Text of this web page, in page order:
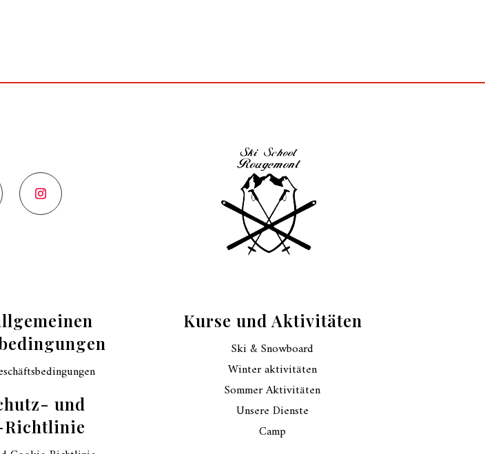
und
Richtlinie
Kurse und Aktivitäten
Ski & Snowboard
Winter aktivitäten
Sommer Aktivitäten
Unsere Dienste
Camp